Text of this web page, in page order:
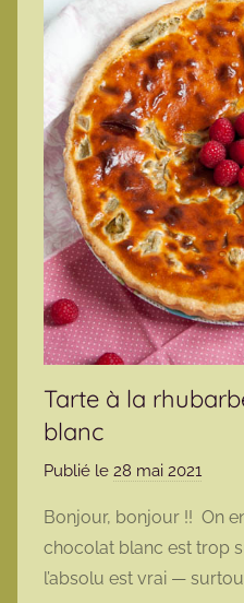
Tarte à la
blanc
Publié le 28 mai 2021
r
m
a
Bonjour, bonjour !! On
chocolat blanc est trop
l’absolu est vrai —